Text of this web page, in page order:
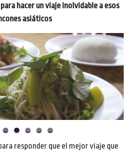
hacer un viaje inolvidable a esos
asiáticos
responder que el mejor viaje que